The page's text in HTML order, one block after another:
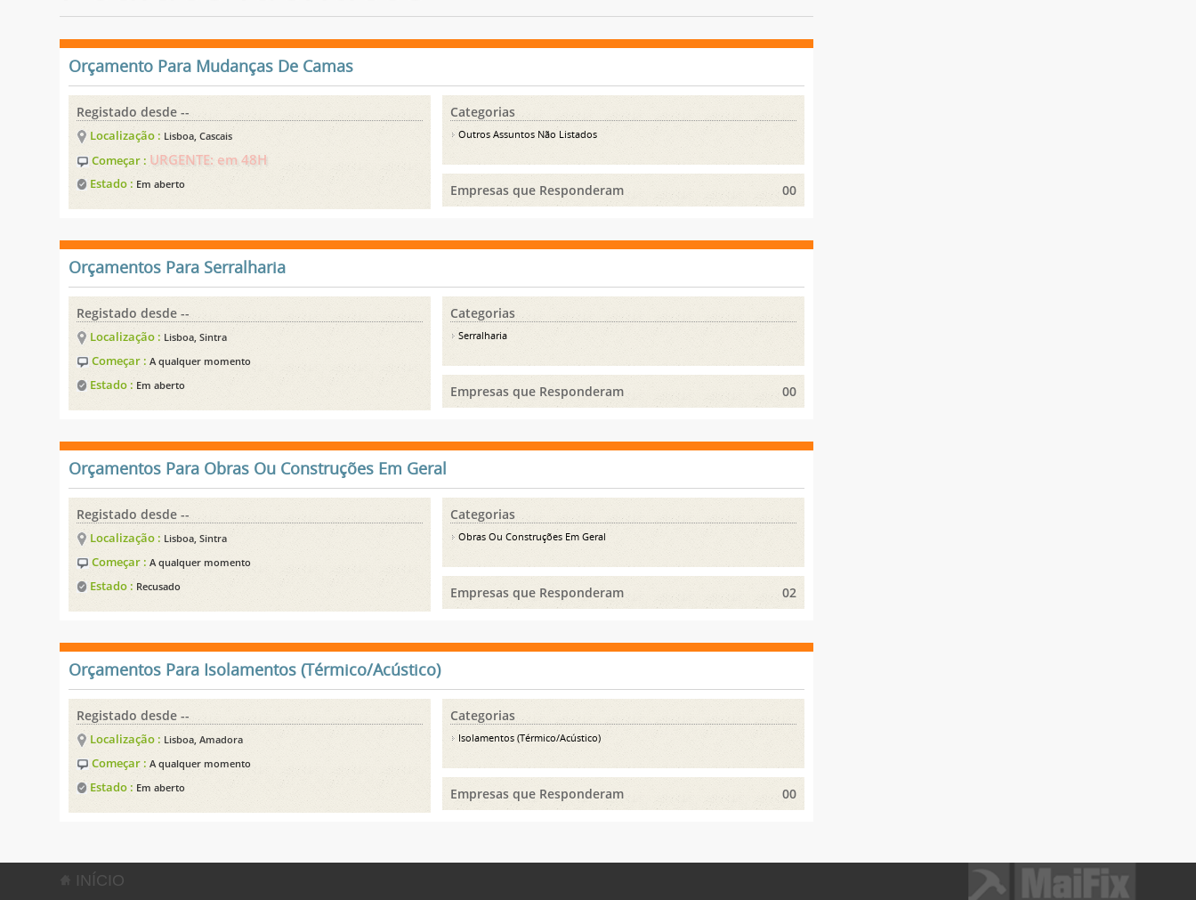
Orçamento Para Mudanças De Camas
Registado desde --
Localização : Lisboa, Cascais
Começar : URGENTE: em 48H
Estado : Em aberto
Categorias
Outros Assuntos Não Listados
Empresas que Responderam 00
Orçamentos Para Serralharia
Registado desde --
Localização : Lisboa, Sintra
Começar :A qualquer momento
Estado : Em aberto
Categorias
Serralharia
Empresas que Responderam 00
Orçamentos Para Obras Ou Construções Em Geral
Registado desde --
Localização : Lisboa, Sintra
Começar :A qualquer momento
Estado : Recusado
Categorias
Obras Ou Construções Em Geral
Empresas que Responderam 02
Orçamentos Para Isolamentos (Térmico/Acústico)
Registado desde --
Localização : Lisboa, Amadora
Começar :A qualquer momento
Estado : Em aberto
Categorias
Isolamentos (Térmico/Acústico)
Empresas que Responderam 00
INÍCIO